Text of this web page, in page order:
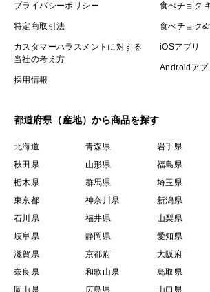
プライバシーポリシー
特定商取引法
カスタマーハラスメントに対する
当社の考え方
採用情報
食べチョク
食べチョク
iOSアプリ
Androidアプ
都道府県（産地）から商品を探す
北海道 青森県 岩手県
秋田県
山形県 福島県
栃木県
群馬県 埼玉県
東京都
神奈川県 新潟県
石川県
福井県 山梨県
岐阜県
静岡県 愛知県
滋賀県
京都府 大阪府
奈良県
和歌山県 鳥取県